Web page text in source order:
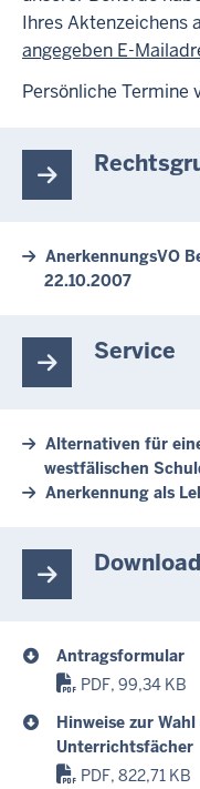
Ihres Aktenzeichens
angegeben E-
Persönliche Termine
AnerkennungsVO
22.10.2007
Service
Alternativen für
westfälischen
Anerkennung als
Download
Antragsformular
PDF, 99,34 KB
Hinweise zur
Unterrichtsfächer
PDF, 822,71 KB